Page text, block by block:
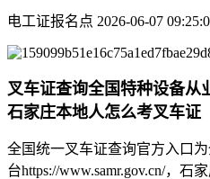
电工证报名点 2026-06-07
叉车证查询全国特种设备从
石家庄本地人怎么考叉车证
全国统一叉车证查询官方入口‌
台https://www.samr.gov.cn/，石